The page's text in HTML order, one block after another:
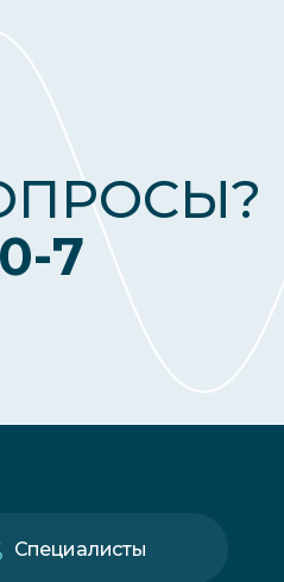
7
Специалисты